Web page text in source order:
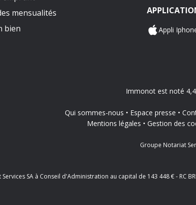
mensualités
bien
Appli
Immonot est noté
Qui sommes-nous Espace presse
Mentions légales
Gestion des
Groupe Notariat
SA à Conseil d'Administration au capital de 143 448 € - RC